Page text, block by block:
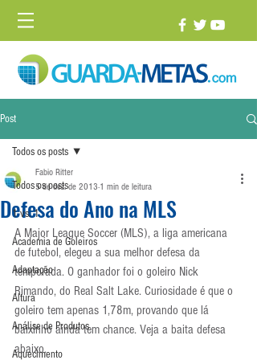
Post
Todos os posts
1 vs. 1
Academia de Goleiros
Adaptação
Altura
Análise de Produtos
Aquecimento
Todos os posts
Defesa do Ano na MLS
Fabio Ritter
5 de dez. de 2013 1 min de leitura
A Major League Soccer (MLS), a liga americana
de futebol, elegeu a sua melhor defesa da
temporada. O ganhador foi o goleiro Nick
Rimando, do Real Salt Lake. Curiosidade é que o
goleiro tem apenas 1,78m, provando que lá
baixinho ainda tem chance. Veja a baita defesa
abaixo.